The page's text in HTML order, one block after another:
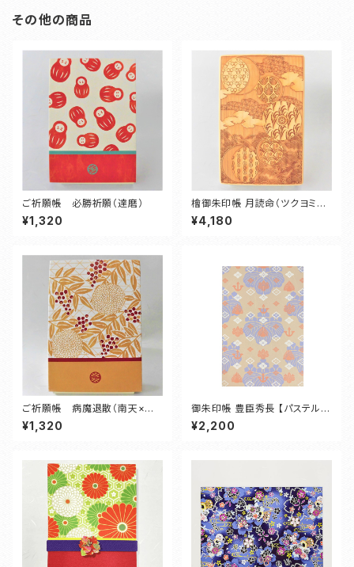
その他の商品
ご祈願帳 必勝祈願（達磨）
¥1,320
檜御朱印帳 月読命（ツクヨミノ
ミコト）
¥4,180
ご祈願帳 病魔退散（南天×菊×
鱗）
¥1,320
御朱印帳 豊臣秀長 【パステルブ
ルー】
¥2,200